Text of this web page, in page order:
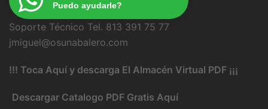
Puedo ayudarle?
Soporte Técnico Tel. 813 391 75 77
jmiguel@osunabalero.com
!!! Toca Aquí y descarga El Almacén Virtual PDF ¡¡¡
Descargar Catalogo PDF Gratis Aquí